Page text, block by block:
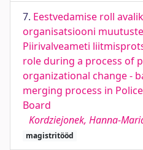
7. Eestvedamise roll
organisatsiooni
Piirivalveameti
role during a process of
organizational change -
merging process in
Board
Kordziejonek, Hanna-
magistritööd